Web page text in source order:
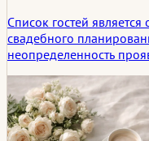
Список гостей
свадебного
неопределенность
разворачиваются
незаконченных